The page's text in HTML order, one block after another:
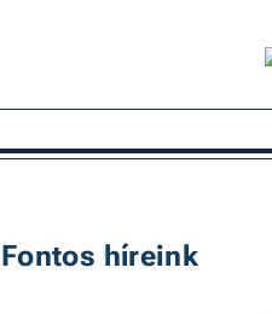
Fontos híreink